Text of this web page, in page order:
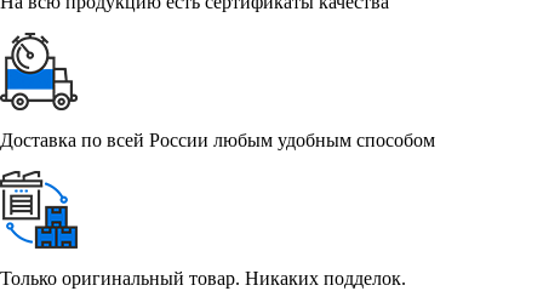
Доставка по всей России любым удобным способом
Только оригинальный товар. Никаких подделок.